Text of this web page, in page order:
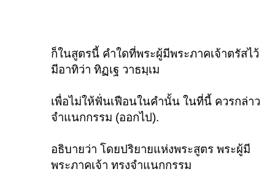
ก็ในสูตรนี้ คำใดที่พระผู้มีพระภาคเจ้าตรัสไว้
มีอาทิว่า ทิฏเฐ วาธมฺเม
เพื่อไม่ให้ฟั่นเฟือนในคำนั้น ในที่นี้ ควรกล่าว
จำแนกกรรม (ออกไป).
อธิบายว่า โดยปริยายแห่งพระสูตร พระผู้มี
พระภาคเจ้า ทรงจำแนกกรรม